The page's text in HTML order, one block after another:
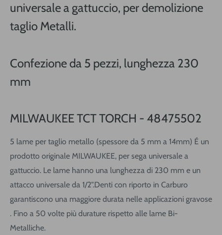
universale a gattuccio, per demolizione
taglio Metalli.
Confezione da 5 pezzi, lunghezza 230
mm
MILWAUKEE TCT TORCH - 48475502
5 lame per taglio metallo (spessore da 5 mm a 14mm) É un
prodotto originale MILWAUKEE, per sega universale a
gattuccio. Le lame hanno una lunghezza di 230 mm e un
attacco universale da 1/2".Denti con riporto in Carburo
garantiscono una maggiore durata nelle applicazioni gravose
. Fino a 50 volte più durature rispetto alle lame Bi-
Metalliche.